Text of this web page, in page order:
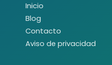
Inicio
Blog
Contacto
Aviso de privacidad